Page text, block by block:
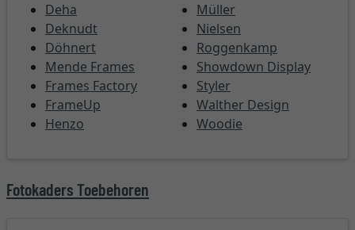
Deha
Deknudt
Döhnert
Mende Frames
Frames Factory
FrameUp
Henzo
Müller
Nielsen
Roggenkamp
Showdown Display
Styler
Walther Design
Woodie
Fotokaders Toebehoren